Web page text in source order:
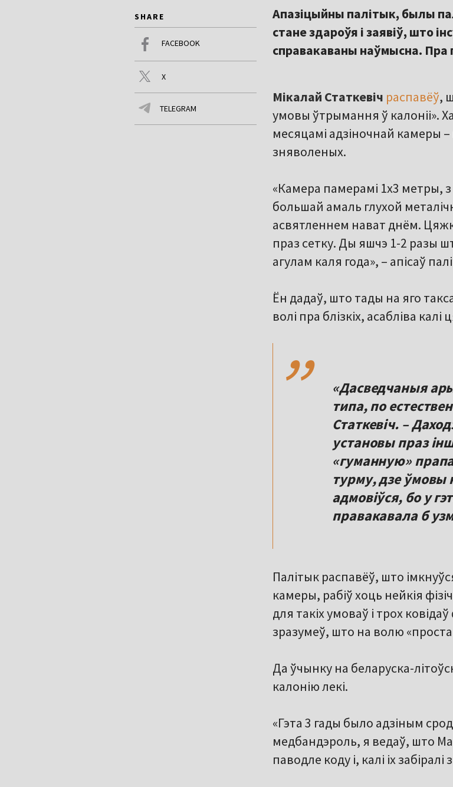
SHARE
FACEBOOK
X
TELEGRAM
Апазіцыйны палітык, былы
стане здароўя і заявіў, што
справакаваны наўмысна. Пра
Мікалай Статкевіч распавёў,
умовы ўтрымання ў калоніі».
месяцамі адзіночнай камеры
зняволеных.
«Камера памерамі 1x3 метры,
большай амаль глухой
асвятленнем нават днём.
праз сетку. Ды яшчэ 1-2 разы
агулам каля года», – апісаў
Ён дадаў, што тады на яго
волі пра блізкіх, асабліва
,,
«Дасведчаныя
типа, по
Статкевіч. –
установы праз
«гуманную»
турму, дзе ўмовы
адмовіўся, бо у
правакавала б
Палітык распавёў, што
камеры, рабіў хоць нейкія
для такіх умоваў і трох
зразумеў, што на волю
Да ўчынку на беларуска-
калонію лекі.
«Гэта 3 гады было адзіным
медбандэроль, я ведаў, што
паводле коду і, калі іх